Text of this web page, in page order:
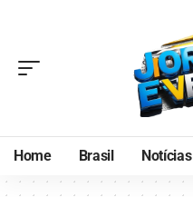
Home Brasil Notícias